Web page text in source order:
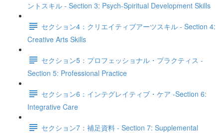
ントスキル - Section 3: Psych-Spiritual Development Skills
セクション4：クリエイティブアーツスキル - Section 4:
Creative Arts Skills
セクション5：プロフェッショナル・プラクティス -
Section 5: Professional Practice
セクション6：インテグレイティブ・ケア -Section 6:
Integrative Care
セクション7：補足資料 - Section 7: Supplemental